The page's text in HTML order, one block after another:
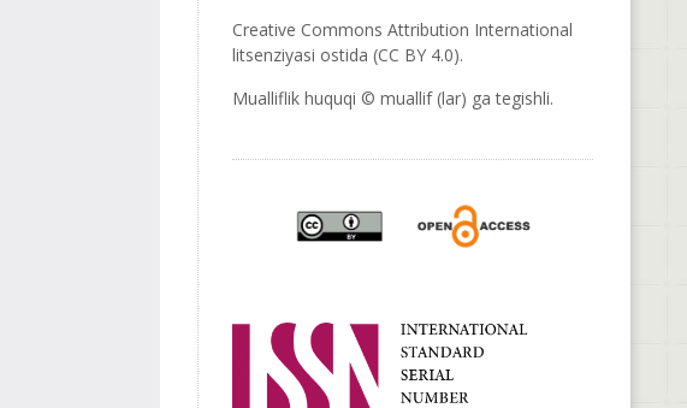
Creative Commons Attribution International
litsenziyasi ostida (CC BY 4.0).
Mualliflik huquqi © muallif (lar) ga tegishli.